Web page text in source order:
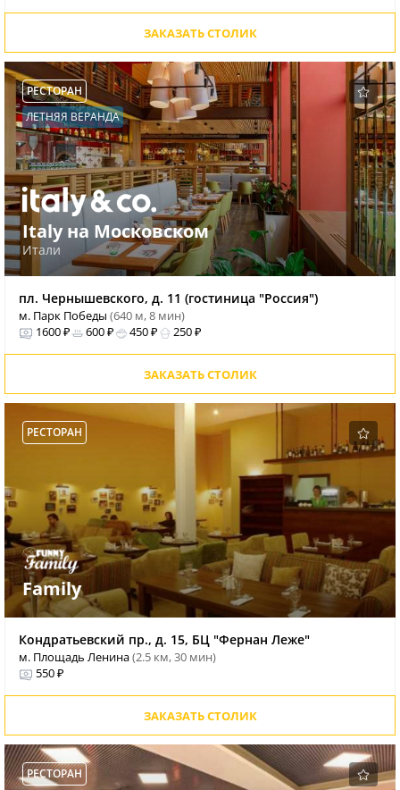
ЗАКАЗАТЬ СТОЛИК
РЕСТОРАН
ЛЕТНЯЯ ВЕРАНДА
Italy на Московском
Итали
пл. Чернышевского, д. 11 (гостиница "Россия")
м. Парк Победы (640 м, 8 мин)
1600 ₽
600 ₽ 450 ₽ 250 ₽
ЗАКАЗАТЬ СТОЛИК
РЕСТОРАН
Family
Кондратьевский пр., д. 15, БЦ "Фернан Леже"
м. Площадь Ленина(2.5 км, 30 мин)
550 ₽
ЗАКАЗАТЬ СТОЛИК
РЕСТОРАН